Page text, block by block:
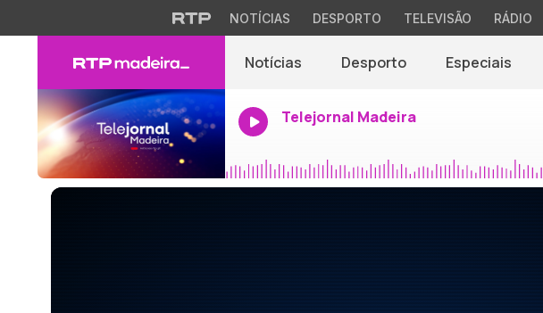
NOTÍCIAS DESPORTO TELEVISÃO RÁDIO
Notícias Desporto Especiais
Telejornal Madeira